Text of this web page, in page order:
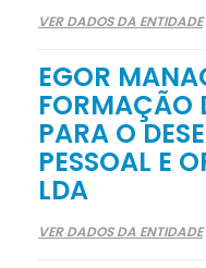
VER DADOS DA ENTIDADE
EGOR
FORMAÇÃO
PARA O
PESSOAL E
LDA
VER DADOS DA ENTIDADE